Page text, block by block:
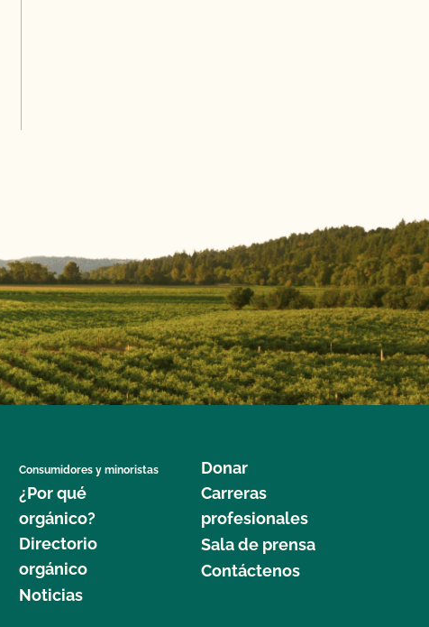
Consumidores y minoristas
¿Por qué
orgánico?
Directorio
orgánico
Noticias
Donar
Carreras
profesionales
Sala de prensa
Contáctenos